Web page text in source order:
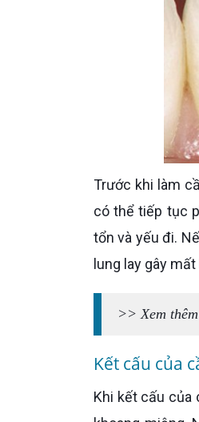
Trước khi làm cầu răng sứ, bác sĩ phải mài cùi răng của 2 chiếc răng kề cận vị trí răng đã mất. Răng chỉ
có thể tiếp tục
tổn và yếu đi.
lung lay gây
>> Xem
Kết cấu của
Khi kết cấu của cầu răng không tương thích với trụ răng sẽ dễ bị chịu tác động bởi môi trường axit trong